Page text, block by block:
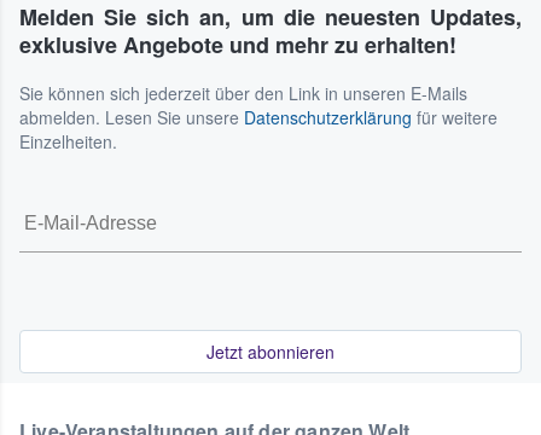
Melden Sie sich an, um die neuesten Updates,
exklusive Angebote und mehr zu erhalten!
Sie können sich jederzeit über den Link in unseren E-Mails
abmelden. Lesen Sie unsere Datenschutzerklärung für weitere
Einzelheiten.
Jetzt abonnieren